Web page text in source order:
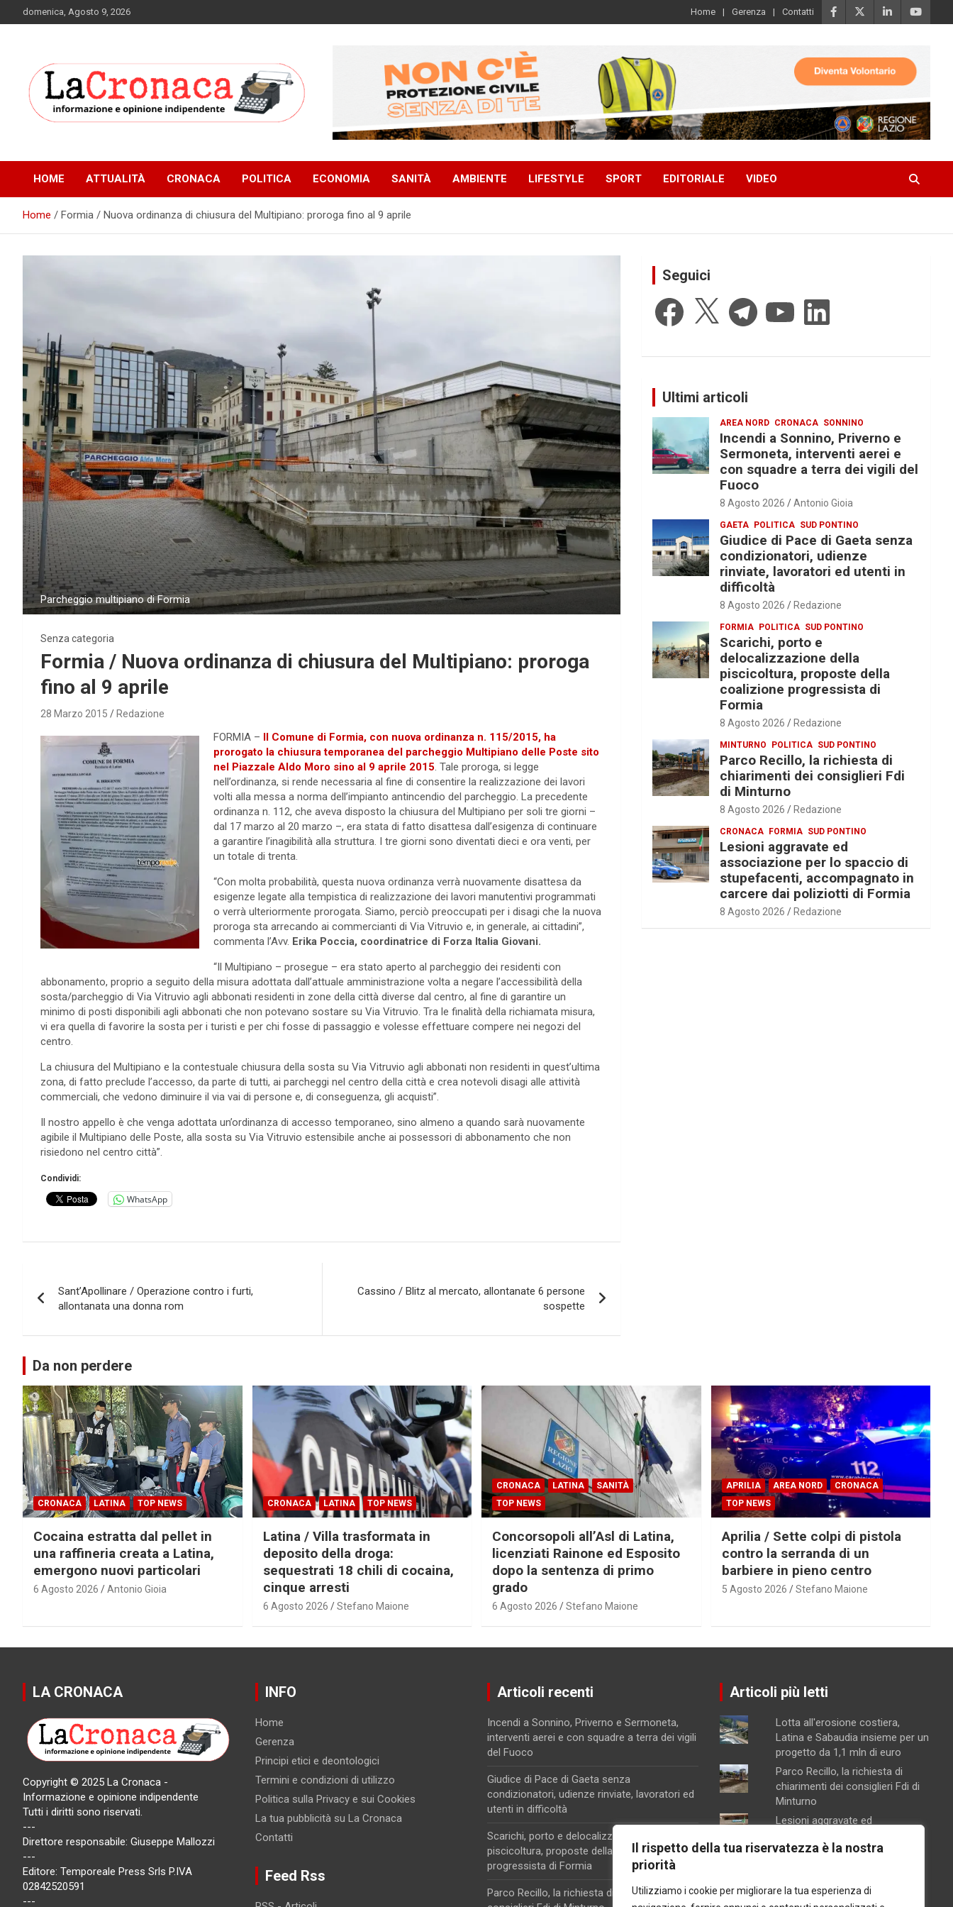
Il rispetto della tua riservatezza è la nostra
priorità
Utilizziamo i cookie per migliorare la tua esperienza di
to
domenica, Agosto 9, 2026 Home Gerenza Contatti
HOME ATTUALITÀ CRONACA POLITICA ECONOMIA SANITÀ AMBIENTE LIFESTYLE SPORT EDITORIALE VIDEO
Home Formia / Nuova ordinanza di chiusura del Multipiano: proroga fino al 9 aprile
Parcheggio multipiano di Formia
Senza categoria
Formia / Nuova ordinanza di chiusura del Multipiano: proroga
fino al 9 aprile
28 Marzo 2015 Redazione
FORMIA – Il Comune di Formia, con nuova ordinanza n. 115/2015, ha
prorogato la chiusura temporanea del parcheggio Multipiano delle Poste sito
nel Piazzale Aldo Moro sino al 9 aprile 2015. Tale proroga, si legge
nell’ordinanza, si rende necessaria al fine di consentire la realizzazione dei lavori
volti alla messa a norma dell’impianto antincendio del parcheggio. La precedente
ordinanza n. 112, che aveva disposto la chiusura del Multipiano per soli tre giorni –
dal 17 marzo al 20 marzo –, era stata di fatto disattesa dall’esigenza di continuare
a garantire l’inagibilità alla struttura. I tre giorni sono diventati dieci e ora venti, per
un totale di trenta.
“Con molta probabilità, questa nuova ordinanza verrà nuovamente disattesa da
esigenze legate alla tempistica di realizzazione dei lavori manutentivi programmati
o verrà ulteriormente prorogata. Siamo, perciò preoccupati per i disagi che la nuova
proroga sta arrecando ai commercianti di Via Vitruvio e, in generale, ai cittadini”,
commenta l’Avv. Erika Poccia, coordinatrice di Forza Italia Giovani.
“Il Multipiano – prosegue – era stato aperto al parcheggio dei residenti con
abbonamento, proprio a seguito della misura adottata dall’attuale amministrazione volta a negare l’accessibilità della
sosta/parcheggio di Via Vitruvio agli abbonati residenti in zone della città diverse dal centro, al fine di garantire un
minimo di posti disponibili agli abbonati che non potevano sostare su Via Vitruvio. Tra le finalità della richiamata misura,
vi era quella di favorire la sosta per i turisti e per chi fosse di passaggio e volesse effettuare compere nei negozi del
centro.
La chiusura del Multipiano e la contestuale chiusura della sosta su Via Vitruvio agli abbonati non residenti in quest’ultima
zona, di fatto preclude l’accesso, da parte di tutti, ai parcheggi nel centro della città e crea notevoli disagi alle attività
commerciali, che vedono diminuire il via vai di persone e, di conseguenza, gli acquisti”.
Il nostro appello è che venga adottata un’ordinanza di accesso temporaneo, sino almeno a quando sarà nuovamente
agibile il Multipiano delle Poste, alla sosta su Via Vitruvio estensibile anche ai possessori di abbonamento che non
risiedono nel centro città”.
Condividi:
WhatsApp
articoli
Sant’Apollinare / Operazione contro i furti,
allontanata una donna rom
Cassino / Blitz al mercato, allontanate 6 persone
sospette
Seguici
Facebook
X TelegramYouTube LinkedIn
Ultimi articoli
AREA NORD CRONACA SONNINO
Incendi a Sonnino, Priverno e
Sermoneta, interventi aerei e
con squadre a terra dei vigili del
Fuoco
8 Agosto 2026 Antonio Gioia
GAETA POLITICA SUD PONTINO
Giudice di Pace di Gaeta senza
condizionatori, udienze
rinviate, lavoratori ed utenti in
difficoltà
8 Agosto 2026 Redazione
FORMIA POLITICA SUD PONTINO
Scarichi, porto e
delocalizzazione della
piscicoltura, proposte della
coalizione progressista di
Formia
8 Agosto 2026 Redazione
MINTURNO POLITICA SUD PONTINO
Parco Recillo, la richiesta di
chiarimenti dei consiglieri Fdi
di Minturno
8 Agosto 2026 Redazione
CRONACA FORMIA SUD PONTINO
Lesioni aggravate ed
associazione per lo spaccio di
stupefacenti, accompagnato in
carcere dai poliziotti di Formia
8 Agosto 2026 Redazione
Da non perdere
CRONACA LATINA TOP NEWS
Cocaina estratta dal pellet in
una raffineria creata a Latina,
emergono nuovi particolari
6 Agosto 2026 Antonio Gioia
CRONACA LATINA TOP NEWS
Latina / Villa trasformata in
deposito della droga:
sequestrati 18 chili di cocaina,
cinque arresti
6 Agosto 2026 Stefano Maione
CRONACA LATINA
SANITÀ
TOP NEWS
Concorsopoli all’Asl di Latina,
licenziati Rainone ed Esposito
dopo la sentenza di primo
grado
6 Agosto 2026 Stefano Maione
APRILIA AREA NORD
CRONACA
TOP NEWS
Aprilia / Sette colpi di pistola
contro la serranda di un
barbiere in pieno centro
5 Agosto 2026 Stefano Maione
LA CRONACA
Copyright © 2025 La Cronaca -
Informazione e opinione indipendente
Tutti i diritti sono riservati.
---
Direttore responsabile: Giuseppe Mallozzi
---
Editore: Temporeale Press Srls P.IVA
02842520591
---
INFO
Home
Gerenza
Principi etici e deontologici
Termini e condizioni di utilizzo
Politica sulla Privacy e sui Cookies
La tua pubblicità su La Cronaca
Contatti
Feed Rss
Articoli recenti
Incendi a Sonnino, Priverno e Sermoneta,
interventi aerei e con squadre a terra dei vigili
del Fuoco
Giudice di Pace di Gaeta senza
condizionatori, udienze rinviate, lavoratori ed
utenti in difficoltà
Scarichi, porto e delocalizzazione della
piscicoltura, proposte della coalizione
progressista di Formia
Parco Recillo, la richiesta di chiarimenti dei
Articoli più letti
Lotta all'erosione costiera,
Latina e Sabaudia insieme per un
progetto da 1,1 mln di euro
Parco Recillo, la richiesta di
chiarimenti dei consiglieri Fdi di
Minturno
Lesioni aggravate ed
stupefacenti, accompagnato in
Scarichi, porto e
delocalizzazione della